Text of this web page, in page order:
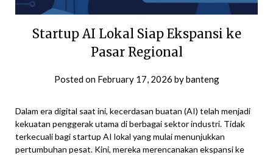
Startup AI Lokal Siap Ekspansi ke
Pasar Regional
Posted on February 17, 2026 bybanteng
Dalam era digital saat ini, kecerdasan buatan (AI) telah menjadi
kekuatan penggerak utama di berbagai sektor industri. Tidak
terkecuali bagi startup AI lokal yang mulai menunjukkan
pertumbuhan pesat. Kini, mereka merencanakan ekspansi ke